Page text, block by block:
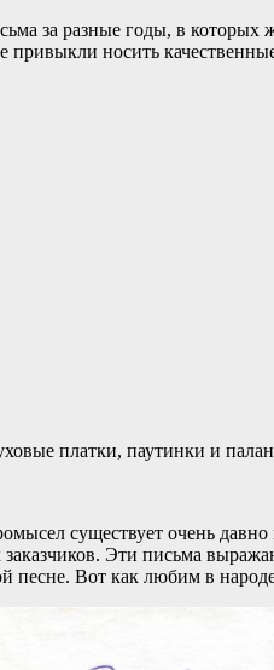
за разные годы, в которых
привыкли носить
платки, паутинки и
существует очень
Эти письма
песне. Вот как любим в